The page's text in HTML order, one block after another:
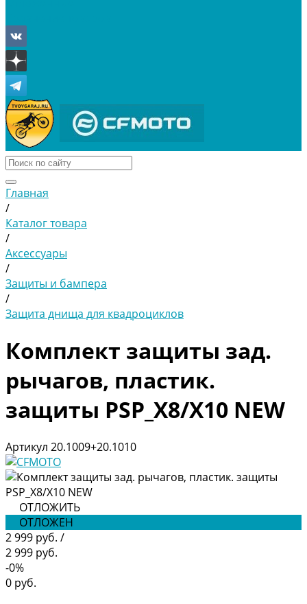
Главная
/
Каталог товара
/
Аксессуары
/
Защиты и бампера
/
Защита днища для квадроциклов
Комплект защиты зад.
рычагов, пластик.
защиты PSP_X8/X10 NEW
Артикул 20.1009+20.1010
ОТЛОЖИТЬ
ОТЛОЖЕН
2 999 руб. /
2 999 руб.
-0%
0 руб.